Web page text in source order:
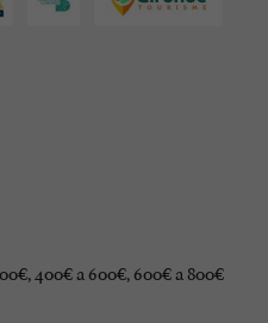
400€ a 600€, 600€ a 800€